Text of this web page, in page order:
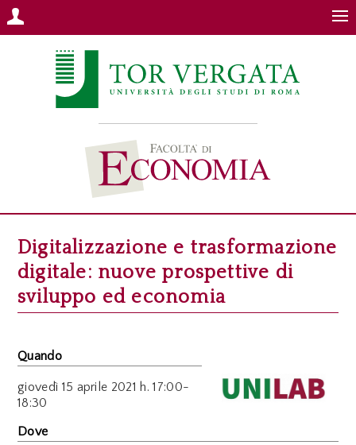
Digitalizzazione e trasformazione
digitale: nuove prospettive di
sviluppo ed economia
Quando
giovedì 15 aprile 2021 h. 17:00-
18:30
Dove